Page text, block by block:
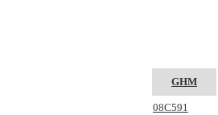
GHM
08C591